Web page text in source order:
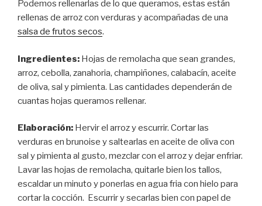
Podemos rellenarlas de lo que queramos, estas están
rellenas de arroz con verduras y acompañadas de una
salsa de frutos secos.
Ingredientes: Hojas de remolacha que sean grandes,
arroz, cebolla, zanahoria, champiñones, calabacín, aceite
de oliva, sal y pimienta. Las cantidades dependerán de
cuantas hojas queramos rellenar.
Elaboración: Hervir el arroz y escurrir. Cortar las
verduras en brunoise y saltearlas en aceite de oliva con
sal y pimienta al gusto, mezclar con el arroz y dejar enfriar.
Lavar las hojas de remolacha, quitarle bien los tallos,
escaldar un minuto y ponerlas en agua fria con hielo para
cortar la cocción. Escurrir y secarlas bien con papel de